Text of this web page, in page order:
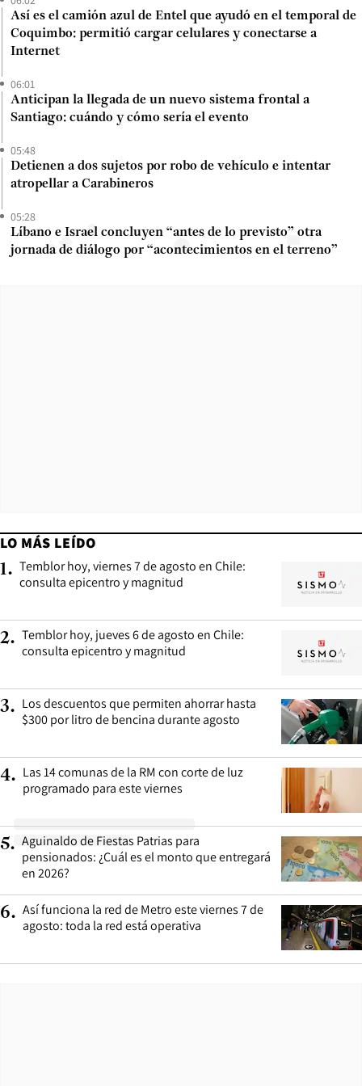
Así es el camión azul de Entel que ayudó en el temporal de
Coquimbo: permitió cargar celulares y conectarse a
Internet
06:01
Anticipan la llegada de un nuevo sistema frontal a
Santiago: cuándo y cómo sería el evento
05:48
Detienen a dos sujetos por robo de vehículo e intentar
atropellar a Carabineros
05:28
Líbano e Israel concluyen “antes de lo previsto” otra
jornada de diálogo por “acontecimientos en el terreno”
LO MÁS LEÍDO
1. Temblor hoy, viernes 7 de agosto en Chile:
consulta epicentro y magnitud
2. Temblor hoy, jueves 6 de agosto en Chile:
consulta epicentro y magnitud
3. Los descuentos que permiten ahorrar hasta
$300 por litro de bencina durante agosto
4. Las 14 comunas de la RM con corte de luz
programado para este viernes
5. Aguinaldo de Fiestas Patrias para
pensionados: ¿Cuál es el monto que entregará
en 2026?
6. Así funciona la red de Metro este viernes 7 de
agosto: toda la red está operativa